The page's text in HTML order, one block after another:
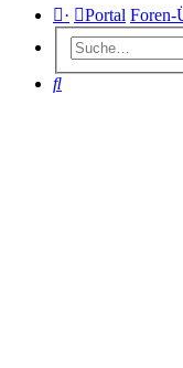
· Portal Foren-
Suche